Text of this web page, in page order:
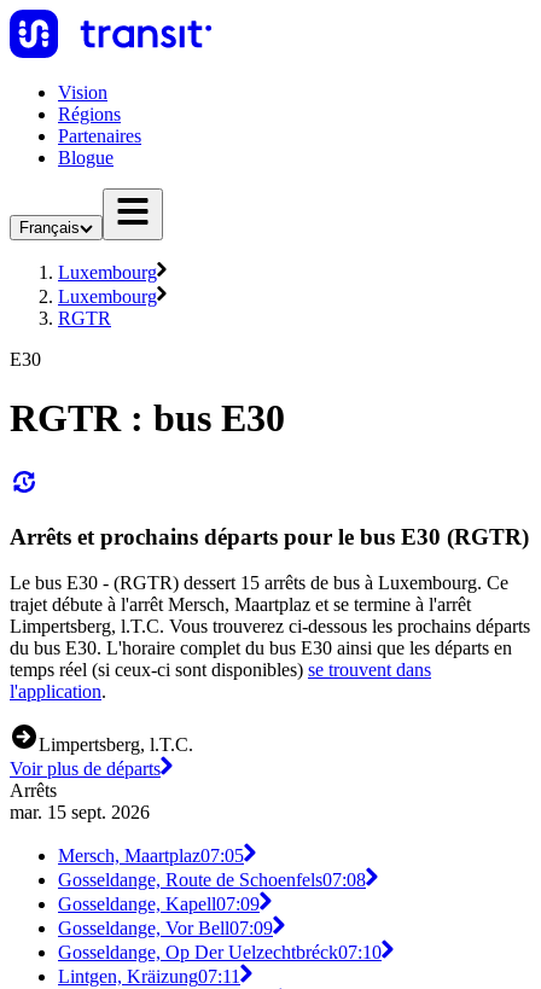
Vision
Régions
Partenaires
Blogue
Français
Luxembourg
Luxembourg
RGTR
E30
RGTR : bus E30
Arrêts et prochains départs pour le bus E30 (RGTR)
Le bus E30 - (RGTR) dessert 15 arrêts de bus à Luxembourg. Ce
trajet débute à l'arrêt Mersch, Maartplaz et se termine à l'arrêt
Limpertsberg, l.T.C. Vous trouverez ci-dessous les prochains départs
du bus E30. L'horaire complet du bus E30 ainsi que les départs en
temps réel (si ceux-ci sont disponibles) se trouvent dans
l'application.
Limpertsberg, l.T.C.
Voir plus de départs
Arrêts
mar. 15 sept. 2026
Mersch, Maartplaz07:05
Gosseldange, Route de Schoenfels07:08
Gosseldange, Kapell07:09
Gosseldange, Vor Bell07:09
Gosseldange, Op Der Uelzechtbréck07:10
Lintgen, Kräizung07:11